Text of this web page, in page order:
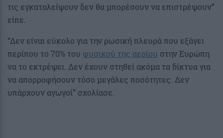
τις εγκαταλείψουν δεν θα μπορέσουν να επιστρέψουν”
είπε.
“Δεν είναι εύκολο για την ρωσική πλευρά που εξάγει
περίπου το 70% του φυσικού της αερίου στην Ευρώπη
να το εκτρέψει. Δεν έχουν στηθεί ακόμα τα δίκτυα για
να απορροφήσουν τόσο μεγάλες ποσότητες. Δεν
υπάρχουν αγωγοί” σχολίασε.